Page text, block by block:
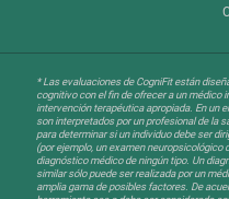
* Las evaluaciones de CogniFit están
cognitivo con el fin de ofrecer a un médico
intervención terapéutica apropiada. En un
son interpretados por un profesional de la
para determinar si un individuo debe ser
(por ejemplo, un examen
diagnóstico médico de ningún tipo. Un
similar sólo puede ser realizada por un
amplia gama de posibles factores. De